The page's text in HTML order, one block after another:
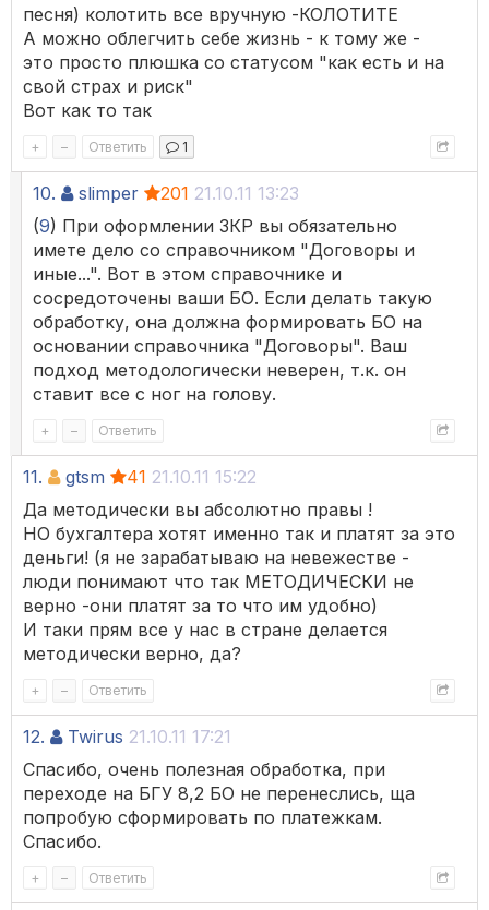
песня) колотить все вручную -КОЛОТИТЕ
А можно облегчить себе жизнь - к тому же -
это просто плюшка со статусом "как есть и на
свой страх и риск"
Вот как то так
+ – Ответить 1
10. slimper 201 21.10.11 13:23
(9) При оформлении ЗКР вы обязательно
имете дело со справочником "Договоры и
иные...". Вот в этом справочнике и
сосредоточены ваши БО. Eсли делать такую
обработку, она должна формировать БО на
основании справочника "Договоры". Ваш
подход методологически неверен, т.к. он
ставит все с ног на голову.
+ – Ответить
11. gtsm 41 21.10.11 15:22
Да методически вы абсолютно правы !
НО бухгалтера хотят именно так и платят за это
деньги! (я не зарабатываю на невежестве -
люди понимают что так МЕТОДИЧЕСКИ не
верно -они платят за то что им удобно)
И таки прям все у нас в стране делается
методически верно, да?
+ – Ответить
12. Twirus 21.10.11 17:21
Спасибо, очень полезная обработка, при
переходе на БГУ 8,2 БО не перенеслись, ща
попробую сформировать по платежкам.
Спасибо.
+ – Ответить